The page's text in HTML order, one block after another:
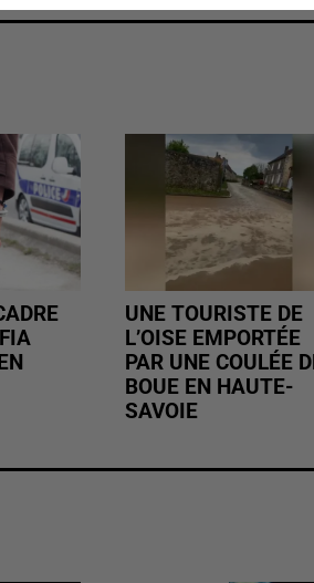
UNE TOURISTE DE
L’OISE EMPORTÉE
PAR UNE COULÉE
BOUE EN HAUTE-
SAVOIE